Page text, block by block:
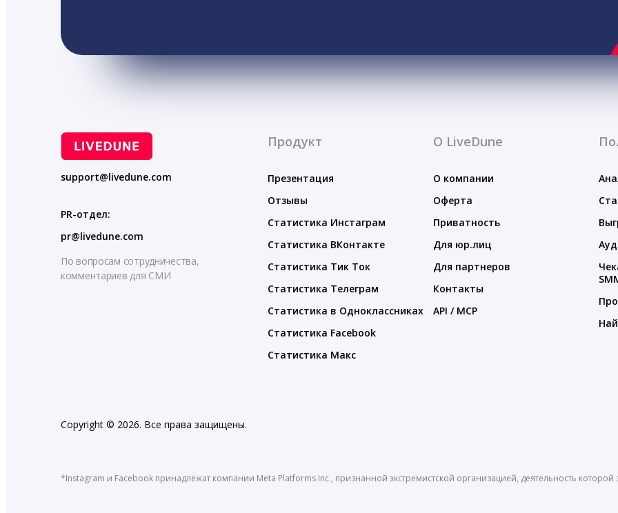
support@livedune.com
PR-отдел:
pr@livedune.com
По вопросам сотрудничества,
комментариев для СМИ
Продукт
Презентация
Отзывы
Статистика Инстаграм
Статистика ВКонтакте
Статистика Тик Ток
Статистика Телеграм
Статистика в Одноклассниках
Статистика Facebook
Статистика Макс
О LiveDune
О компании
Оферта
Приватность
Для юр.лиц
Для партнеров
Контакты
API / MCP
Copyright © 2026. Все права защищены.
*Instagram и Facebook принадлежат компании Meta Platforms Inc., признанной экстремистской организацией, деятельность